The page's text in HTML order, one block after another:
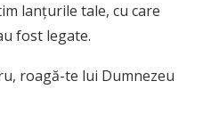
lanţurile tale, cu care
fost legate.
roagă-te lui Dumnezeu